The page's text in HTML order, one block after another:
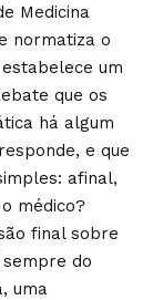
Medicina
normatiza o
um
que os
há algum
e que
afinal,
médico?
final sobre
do
uma